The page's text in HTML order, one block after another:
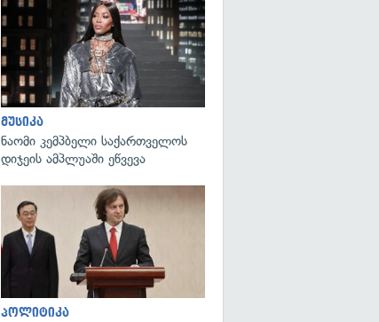
მუსიკა
ნაომი კემპბელი საქართველოს
დიჯეის ამპლუაში ეწვევა
პოლიტიკა